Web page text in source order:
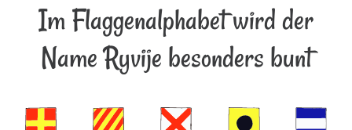
Im Flaggenalphabet wird der
Name Ryvije besonders bunt